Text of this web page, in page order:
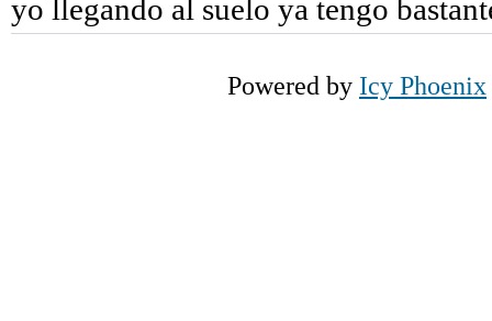
yo llegando al suelo ya tengo
Powered by Icy Phoenix